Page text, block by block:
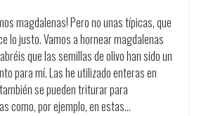
magdalenas! Pero no unas típicas, que
lo justo. Vamos a hornear magdalenas
que las semillas de olivo han sido un
para mí. Las he utilizado enteras en
se pueden triturar para
como, por ejemplo, en estas…